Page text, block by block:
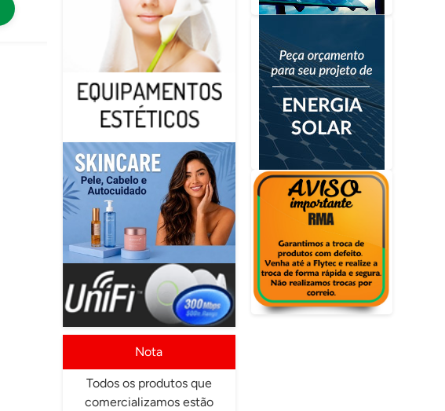
Nota
Todos os produtos que
comercializamos estão